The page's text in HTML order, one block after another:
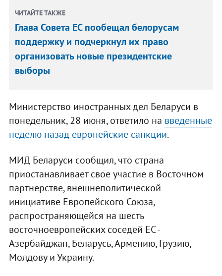
ЧИТАЙТЕ ТАКЖЕ
Глава Совета ЕС пообещал белорусам
поддержку и подчеркнул их право
организовать новые президентские
выборы
Министерство иностранных дел Беларуси в
понедельник, 28 июня, ответило на введенные
неделю назад европейские санкции.
МИД Беларуси сообщил, что страна
приостанавливает свое участие в Восточном
партнерстве, внешнеполитической
инициативе Европейского Союза,
распространяющейся на шесть
восточноевропейских соседей ЕС -
Азербайджан, Беларусь, Армению, Грузию,
Молдову и Украину.